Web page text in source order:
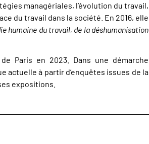
managériales, l’évolution du travail,
du travail dans la société. En 2016, elle
humaine du travail, de la déshumanisation
Paris en 2023. Dans une démarche
actuelle à partir d’enquêtes issues de la
expositions.